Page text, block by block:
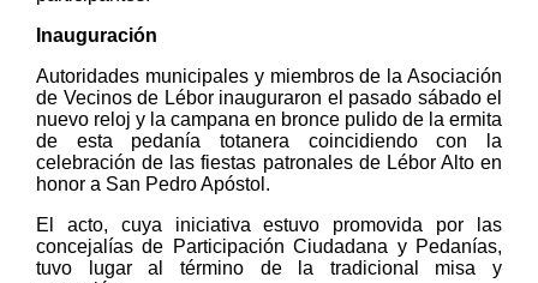
Inauguración
Autoridades municipales y miembros de la Asociación
de Vecinos de Lébor inauguraron el pasado sábado el
nuevo reloj y la campana en bronce pulido de la ermita
de esta pedanía totanera coincidiendo con la
celebración de las fiestas patronales de Lébor Alto en
honor a San Pedro Apóstol.
El acto, cuya iniciativa estuvo promovida por las
concejalías de Participación Ciudadana y Pedanías,
tuvo lugar al término de la tradicional misa y